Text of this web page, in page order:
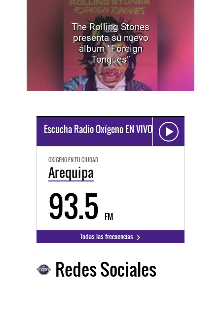
The Rolling Stones
presenta su nuevo
álbum “Foreign
Tongues”
Escucha Radio Oxígeno EN VIVO
OXÍGENO EN TU CIUDAD
Arequipa
93.5 FM
Todas las frecuencias
Redes Sociales